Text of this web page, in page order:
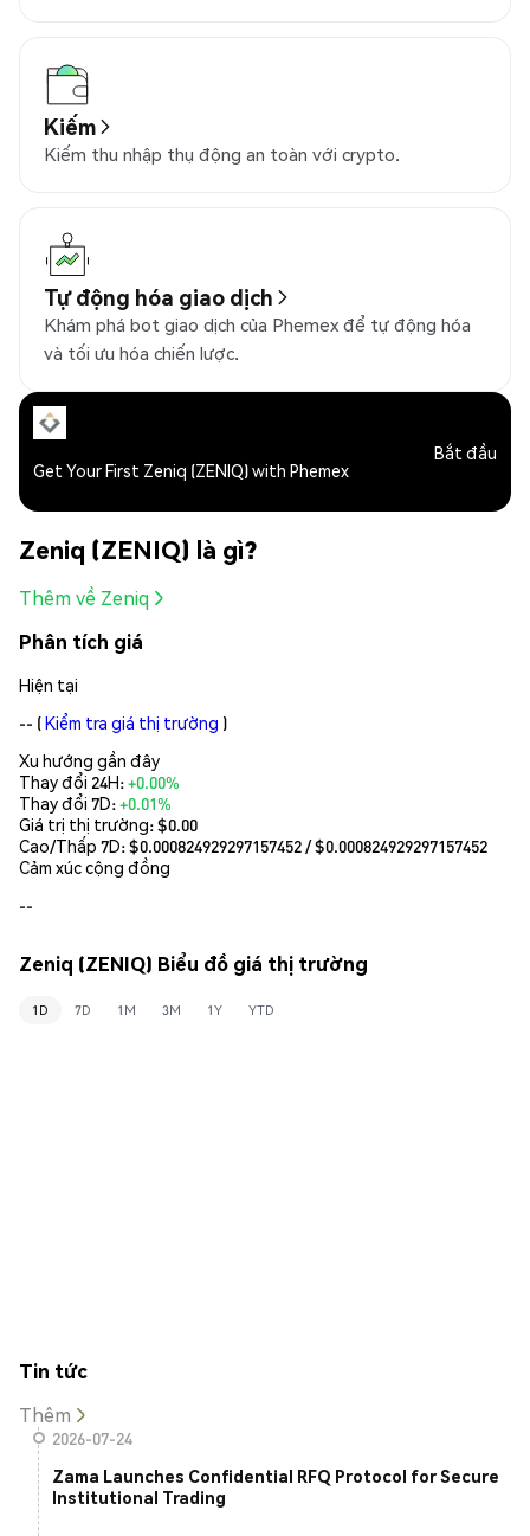
Kiếm
Kiếm thu nhập thụ động an toàn với crypto.
Tự động hóa giao dịch
Khám phá bot giao dịch của Phemex để tự động hóa
và tối ưu hóa chiến lược.
Get Your First Zeniq (ZENIQ) with Phemex
Bắt đầu
Zeniq (ZENIQ) là gì?
Thêm về Zeniq
Phân tích giá
Hiện tại
-- (Kiểm tra giá thị trường )
Xu hướng gần đây
Thay đổi 24H:+0.00%
Thay đổi 7D:+0.01%
Giá trị thị trường:$0.00
Cao/Thấp 7D: $0.000824929297157452/ $0.000824929297157452
Cảm xúc cộng đồng
--
Zeniq (ZENIQ) Biểu đồ giá thị trường
1D 7D 1M 3M 1Y YTD
Tin tức
Thêm
2026-07-24
Zama Launches Confidential RFQ Protocol for Secure
Institutional Trading